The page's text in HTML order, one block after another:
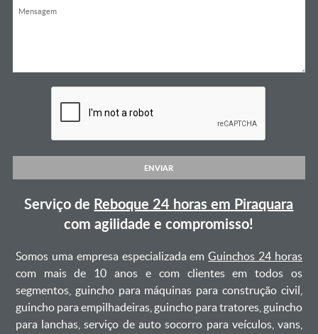
ENVIAR
Serviço de Reboque 24 horas em Piraquara
com agilidade e compromisso!
Somos uma empresa especializada emGuinchos 24 horas
com mais de 10 anos e com clientes em todos os
segmentos, guincho para máquinas para construção civil,
guincho para empilhadeiras, guincho para tratores, guincho
para lanchas, serviço de auto socorro para veículos, vans,